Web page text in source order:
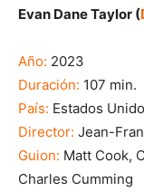
Evan Dane Taylor (
Año: 2023
Duración: 107 min.
País: Estados
Director: Jean-
Guion: Matt Cook,
Charles Cumming